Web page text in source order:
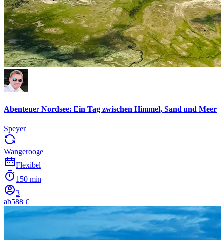
Abenteuer Nordsee: Ein Tag zwischen Himmel, Sand und Meer
Speyer
Wangerooge
Flexibel
150 min
3
ab588 €